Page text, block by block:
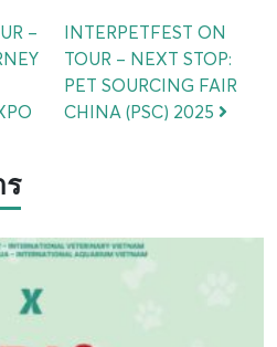
–
INTERPETFEST ON
TOUR – NEXT STOP:
PET SOURCING FAIR
CHINA (PSC) 2025